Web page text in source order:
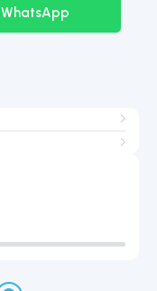
WhatsApp